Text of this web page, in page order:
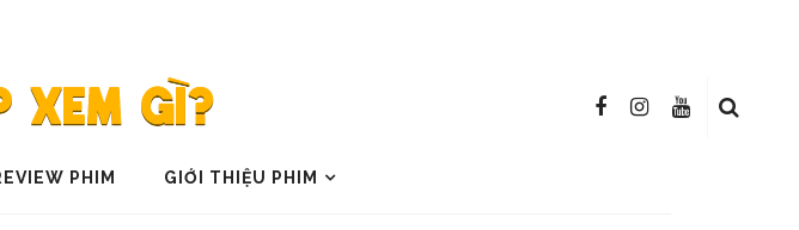
PHIM GIỚI THIỆU PHIM